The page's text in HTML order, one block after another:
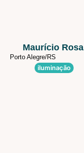
Maurício Rosa
Porto Alegre/RS
iluminação